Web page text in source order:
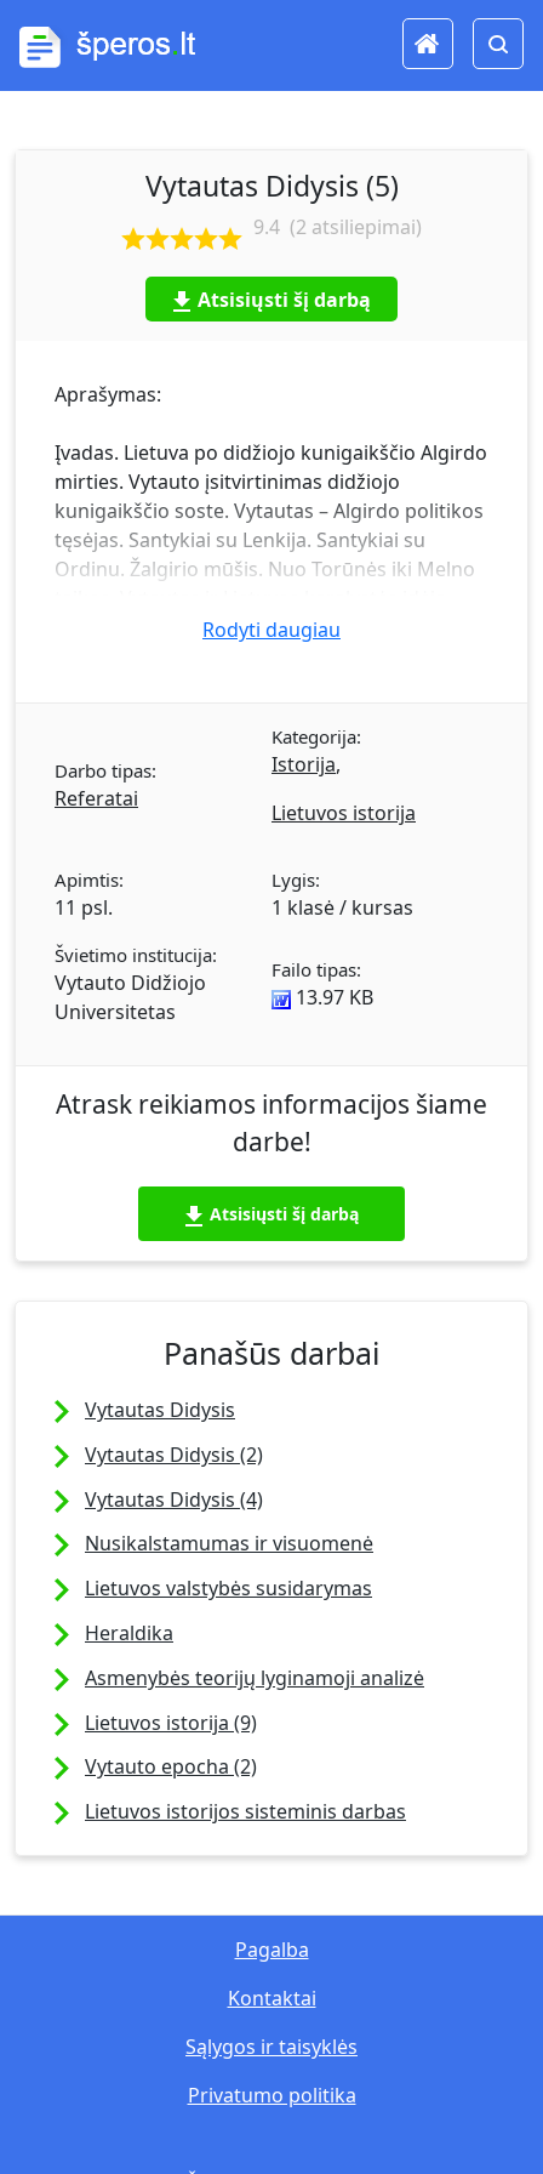
Vytautas Didysis (5)
9.4 (2 atsiliepimai)
Atsisiųsti šį darbą
Aprašymas:
Įvadas. Lietuva po didžiojo kunigaikščio Algirdo
mirties. Vytauto įsitvirtinimas didžiojo
kunigaikščio soste. Vytautas – Algirdo politikos
tęsėjas. Santykiai su Lenkija. Santykiai su
Ordinu. Žalgirio mūšis. Nuo Torūnės iki Melno
Lucko suvažiavimas. Išvados.
Rodyti daugiau
Darbo tipas:
Referatai
Kategorija:
Istorija,
Lietuvos istorija
Apimtis:
11 psl.
Lygis:
1 klasė / kursas
Švietimo institucija:
Vytauto Didžiojo
Universitetas
Failo tipas:
13.97 KB
Atrask reikiamos informacijos šiame
darbe!
Atsisiųsti šį darbą
Panašūs darbai
Vytautas Didysis
Vytautas Didysis (2)
Vytautas Didysis (4)
Nusikalstamumas ir visuomenė
Lietuvos valstybės susidarymas
Heraldika
Asmenybės teorijų lyginamoji analizė
Lietuvos istorija (9)
Vytauto epocha (2)
Lietuvos istorijos sisteminis darbas
Privatumo politika
Sąlygos ir taisyklės
Kontaktai
Pagalba